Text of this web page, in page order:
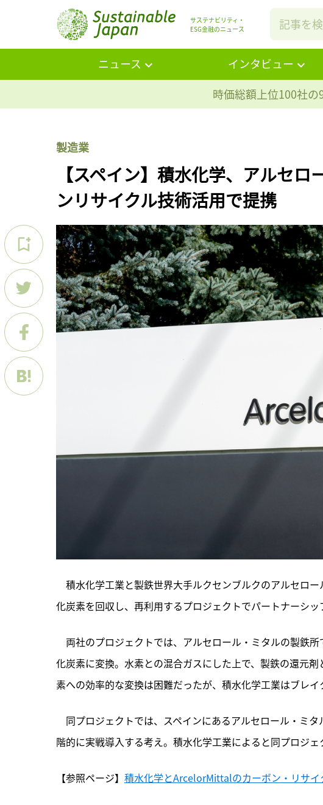
サステナビリティ・
ESG金融のニュース
ニュース インタビュー
時価総額上位100社の
製造業
【スペイン】積水化学、アルセ
ンリサイクル技術活用で提携
積水化学工業と製鉄世界大手ルクセンブルクのアルセロ
化炭素を回収し、再利用するプロジェクトでパートナーシッ
両社のプロジェクトでは、 アルセロール・ミタルの製鉄
化炭素に変換。水素との混合ガスにした上で、製鉄の還元
素への効率的な変換は困難だったが、積水化学工業はブレイ
同プロジェクトでは、スペインにあるアルセロール・ミ
階的に実戦導入する考え。積水化学工業によると同プロジ
【参照ページ】 積水化学とArcelorMittalのカーボン・リサ